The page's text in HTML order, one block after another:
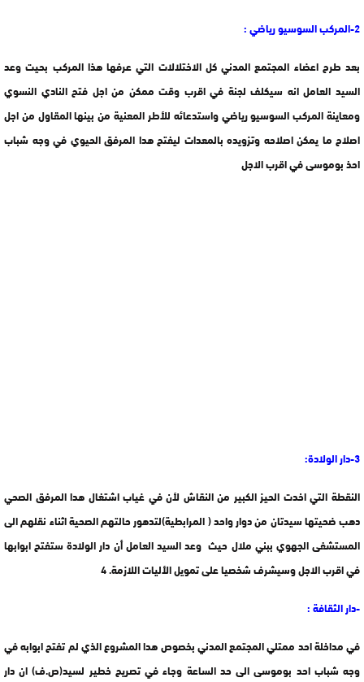
2-المركب السوسيو رياضي :
بعد طرح اعضاء المجتمع المدني كل الاختلالات التي عرفها هذا المركب بحيت وعد
السيد العامل انه سيكلف لجنة في اقرب وقت ممكن من اجل فتح النادي النسوي
ومعاينة المركب السوسيو رياضي واستدعائه للأطر المعنية من بينها المقاول من اجل
اصلاح ما يمكن اصلاحه وتزويده بالمعدات ليفتح هدا المرفق الحيوي في وجه شباب
احذ بوموسى في اقرب الاجل
3-دار الولادة:
النقطة التي اخدت الحيز الكبير من النقاش لأن في غياب اشتغال هدا المرفق الصحي
دهب ضحيتها سيدتان من دوار واحد ( المرابطية)لتدهور حالتهم الصحية اثناء نقلهم الى
المستشفى الجهوي ببني ملال حيث وعد السيد العامل أن دار الولادة ستفتح ابوابها
في اقرب الاجل وسيشرف شخصيا على تمويل الأليات اللازمة. 4
-دار الثقافة :
في مداخلة احد ممتلي المجتمع المدني بخصوص هدا المشروع الذي لم تفتح ابوابه في
وجه شباب احد بوموسى الى حد الساعة وجاء في تصريح خطير لسيد(ص.ف) ان دار